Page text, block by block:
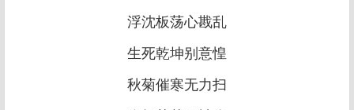
浮沈板荡心戡乱
生死乾坤别意惶
秋菊催寒无力扫